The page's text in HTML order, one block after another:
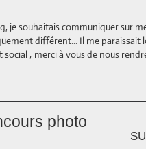
je souhaitais communiquer sur
différent... Il me paraissait
; merci à vous de nous
photo